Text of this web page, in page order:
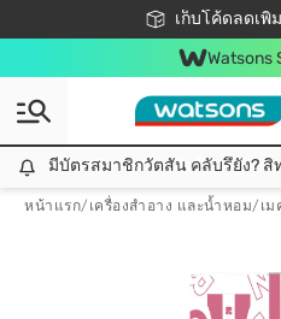
เก็บโค้ดลดเพิ่
ชอปออนไลน์ครั้งแร
📦ส่งฟรี!
สมาชิกวัตสั
Watsons
มีบัตรสมาชิกวัตสัน คลับรึยัง?
หน้าแรก/ เครื่องสำอาง และน้ำหอม/ เ